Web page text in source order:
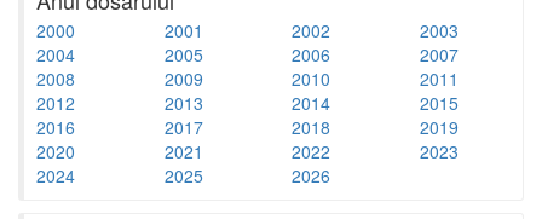
2000 2001 2002
2003
2004
2005 2006
2007
2008
2009 2010
2011
2012
2013 2014
2015
2016
2017 2018
2019
2020
2021 2022
2023
2024
2025 2026